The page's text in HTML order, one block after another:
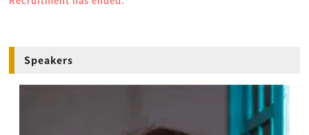
Speakers